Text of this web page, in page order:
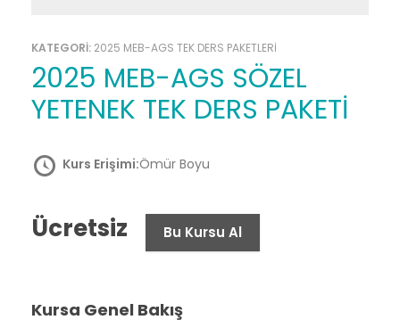
KATEGORİ: 2025 MEB-AGS TEK DERS PAKETLERİ
2025 MEB-AGS SÖZEL
YETENEK TEK DERS PAKETİ
Kurs Erişimi:Ömür Boyu
Ücretsiz Bu Kursu Al
Kursa Genel Bakış